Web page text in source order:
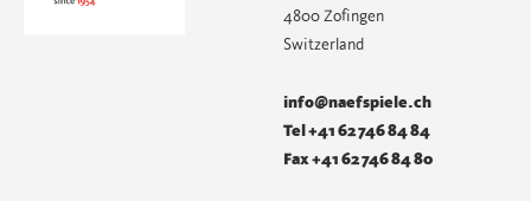
4800 Zofingen
Switzerland
info@naefspiele.ch
Tel +41 62 746 84 84
Fax +41 62 746 84 80